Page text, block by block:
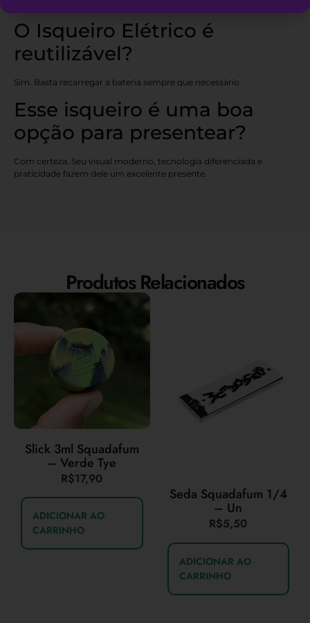
O Isqueiro Elétrico é
reutilizável?
Sim. Basta recarregar a bateria sempre que necessário.
Esse isqueiro é uma boa
opção para presentear?
Com certeza. Seu visual moderno, tecnologia diferenciada e
praticidade fazem dele um excelente presente.
Produtos Relacionados
Slick 3ml Squadafum
– Verde Tye
R$17,90
ADICIONAR AO
CARRINHO
Seda Squadafum 1/4
– Un
R$5,50
ADICIONAR AO
CARRINHO